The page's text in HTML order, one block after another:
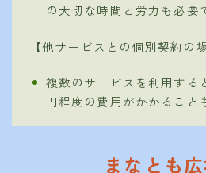
の大切な時間と労力も必要
【他サービスとの個別契約の場
複数のサービスを利用する
円程度の費用がかかること
まなとも